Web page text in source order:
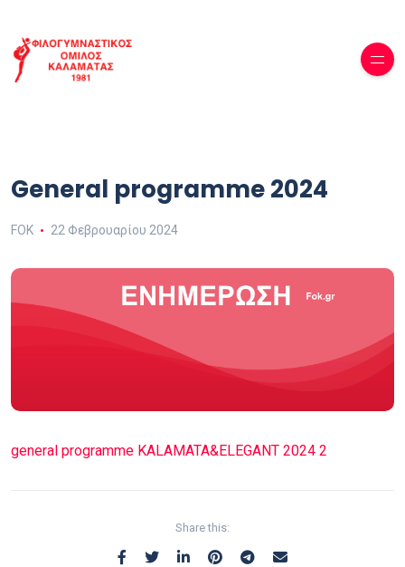
General programme 2024
FOK 22 Φεβρουαρίου 2024
general programme KALAMATA&ELEGANT 2024 2
Share this: